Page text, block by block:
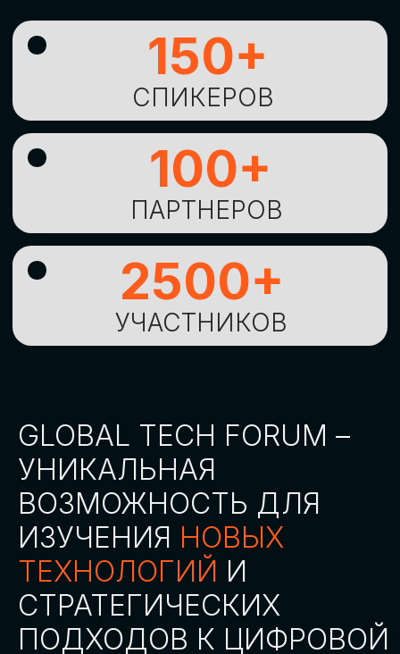
ИЗУЧЕНИЯНОВЫХ
ТЕХНОЛОГИЙИ
СТРАТЕГИЧЕСКИХ
ПОДХОДОВ К ЦИФРОВОЙ
ТРАНСФОРМАЦИИ
БИЗНЕСА
ОСТАВИТЬ
ЗАЯВКУ
АККРЕДИТАЦИЯ
СМИ
СКАЧАТЬ ПРОГРАММУ
СТАТЬ СПИКЕРОМ
Оставьте заявку, наши менеджеры
СТАТЬ УЧАСТНИКОМ